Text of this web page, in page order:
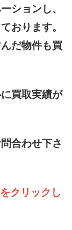
ションし、
おります。
だ物件も買
買取実績が
合わせ下さ
クリックし